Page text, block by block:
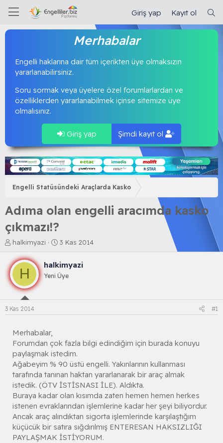
Giriş yap Kayıt ol
Merhabalar
Engelli haklarına dair tüm içerikten üye olmaksızın
yararlanabilirsiniz.
Soru sormak veya üyelere özel forumlarlardan ve
özelliklerden yararlanabilmek içinse sitemize üye
olmalısınız.
Giriş yap Şimdi kayıt ol
Engelli Statüsündeki Araçlarda Kasko
Adıma olan engelli aracımda kasko
çıkmazı!?
K
o
n
b
u
y
a
a
a
n
halkimyazi
B
a
l
a
ç
r
h
i
3 Kas 2014
H
halkimyazi
Yeni Üye
3 Kas 2014 #1
Merhabalar,
Forumdan çok fazla bilgi edindiğim için burada konuyu
paylaşmak istedim.
Ağabeyim % 90 üstü engelli. Yakınlarının kullanması
tarafında tanınan haktan yararlanarak bir araç almak
istedik. (ÖTV İSTİSNASI İLE). Aldıkta.
Buraya kadar olan kısımda zaten hemen hemen herkes
istenen evraklarından işlemlerine kadar her şeyi biliyordur.
Ancak araç alındıktan sigorta işlemlerinde karşılaştığım
küçücük bir satıra sığdırılmış ENTERESAN HAKSIZLIĞI
PAYLAŞMAK İSTİYORUM.